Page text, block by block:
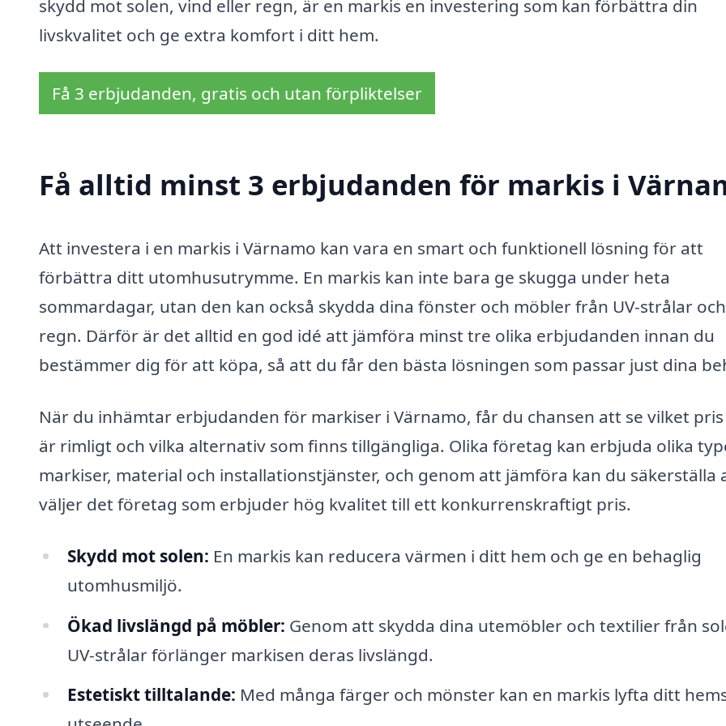
skydd mot solen, vind eller regn, är en markis en investering som kan förbättra din
livskvalitet och ge extra komfort i ditt hem.
Få 3 erbjudanden, gratis och utan förpliktelser
Få alltid minst 3 erbjudanden för markis i
Att investera i en markis i Värnamo kan vara en smart och funktionell lösning för att
förbättra ditt utomhusutrymme. En markis kan inte bara ge skugga under heta
sommardagar, utan den kan också skydda dina fönster och möbler från UV-strålar och
regn. Därför är det alltid en god idé att jämföra minst tre olika erbjudanden innan du
bestämmer dig för att köpa, så att du får den bästa lösningen som passar just dina
När du inhämtar erbjudanden för markiser i Värnamo, får du chansen att se vilket
är rimligt och vilka alternativ som finns tillgängliga. Olika företag kan erbjuda olika
markiser, material och installationstjänster, och genom att jämföra kan du säkerställa
väljer det företag som erbjuder hög kvalitet till ett konkurrenskraftigt pris.
Skydd mot solen: En markis kan reducera värmen i ditt hem och ge en behaglig
utomhusmiljö.
Ökad livslängd på möbler: Genom att skydda dina utemöbler och textilier från
UV-strålar förlänger markisen deras livslängd.
Estetiskt tilltalande: Med många färger och mönster kan en markis lyfta ditt